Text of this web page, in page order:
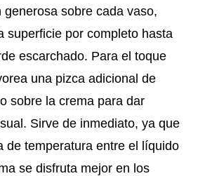
generosa sobre cada vaso,
superficie por completo hasta
escarchado. Para el toque
una pizca adicional de
sobre la crema para dar
Sirve de inmediato, ya que
de temperatura entre el líquido
se disfruta mejor en los